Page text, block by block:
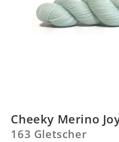
Cheeky Merino
163 Gletscher